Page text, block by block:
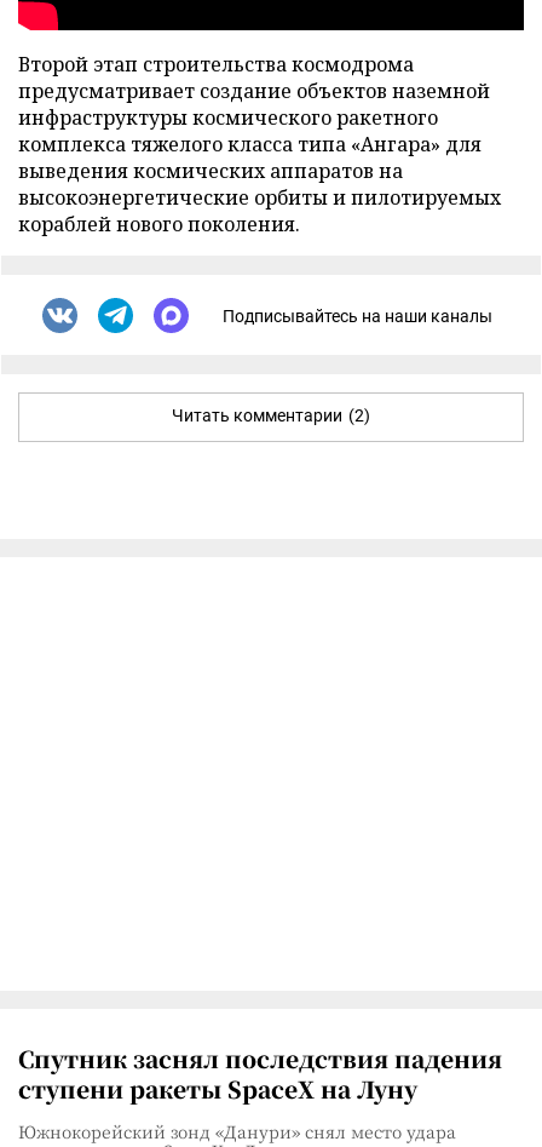
Второй этап строительства космодрома
предусматривает создание объектов наземной
инфраструктуры космического ракетного
комплекса тяжелого класса типа «Ангара» для
выведения космических аппаратов на
высокоэнергетические орбиты и пилотируемых
кораблей нового поколения.
Подписывайтесь на наши каналы
Читать комментарии (2)
Спутник заснял последствия падения
ступени ракеты SpaceX на Луну
Южнокорейский зонд «Данури» снял место удара